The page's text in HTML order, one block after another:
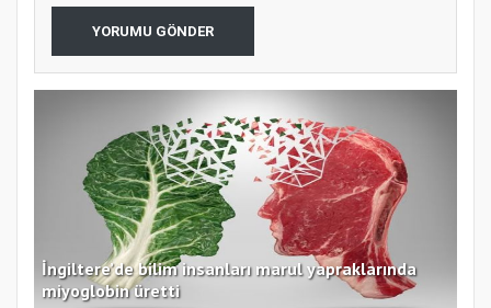
YORUMU GÖNDER
İngiltere’de bilim insanları marul yapraklarında
miyoglobin üretti